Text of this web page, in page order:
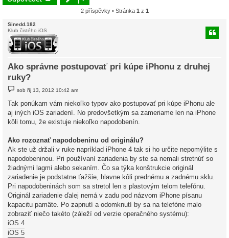
2 příspěvky • Stránka 1 z 1
Sinedd.182
Klub čistého iOS
Ako správne postupovať pri kúpe iPhonu z druhej
ruky?
í
s
p
ě
v
sob říj 13, 2012 10:42 am
Tak ponúkam vám niekoľko typov ako postupovať pri kúpe iPhonu ale
aj iných iOS zariadení. No predovšetkým sa zameriame len na iPhone
kôli tomu, že existuje niekoľko napodobenín.
Ako rozoznať napodobeninu od originálu?
Ak ste už držali v ruke napríklad iPhone 4 tak si ho určite nepomýlite s
napodobeninou. Pri používaní zariadenia by ste sa nemali stretnúť so
žiadnými lagmi alebo sekaním. Čo sa týka konštrukcie originál
zariadenie je podstatne ťažšie, hlavne kôli prednému a zadnému sklu.
Pri napodobeninách som sa stretol len s plastovým telom telefónu.
Originál zariadenie ďalej nemá v zadu pod názvom iPhone písanu
kapacitu pamäte. Po zapnutí a odomknutí by sa na telefóne malo
zobraziť niečo takéto (záleží od verzie operačného systému):
iOS 4
iOS 5